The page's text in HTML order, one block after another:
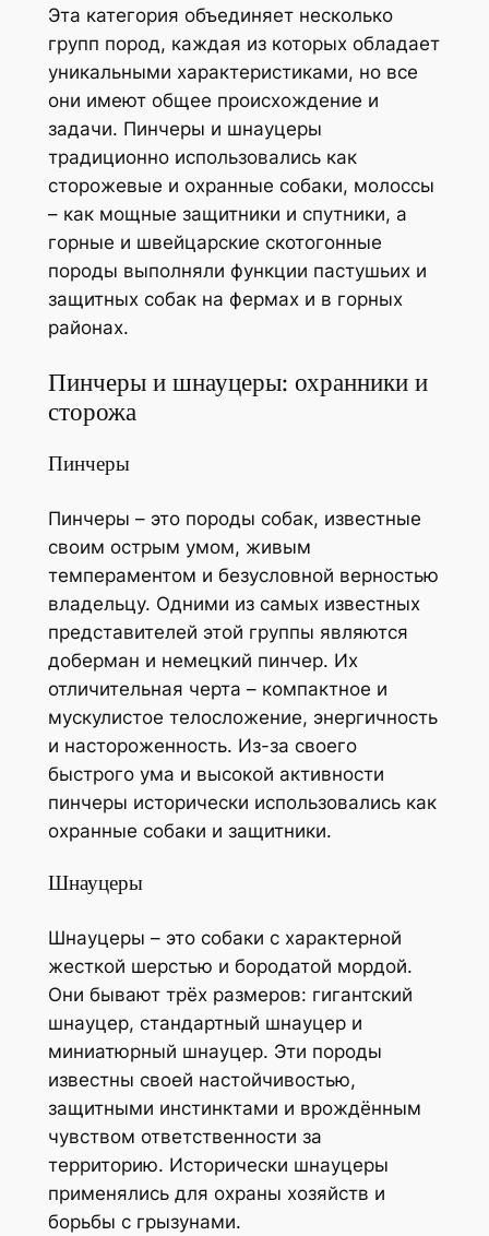
Эта категория объединяет несколько
групп пород, каждая из которых обладает
уникальными характеристиками, но все
они имеют общее происхождение и
задачи. Пинчеры и шнауцеры
традиционно использовались как
сторожевые и охранные собаки, молоссы
– как мощные защитники и спутники, а
горные и швейцарские скотогонные
породы выполняли функции пастушьих и
защитных собак на фермах и в горных
районах.
Пинчеры и шнауцеры: охранники и
сторожа
Пинчеры
Пинчеры – это породы собак, известные
своим острым умом, живым
темпераментом и безусловной верностью
владельцу. Одними из самых известных
представителей этой группы являются
доберман и немецкий пинчер. Их
отличительная черта – компактное и
мускулистое телосложение, энергичность
и настороженность. Из-за своего
быстрого ума и высокой активности
пинчеры исторически использовались как
охранные собаки и защитники.
Шнауцеры
Шнауцеры – это собаки с характерной
жесткой шерстью и бородатой мордой.
Они бывают трёх размеров: гигантский
шнауцер, стандартный шнауцер и
миниатюрный шнауцер. Эти породы
известны своей настойчивостью,
защитными инстинктами и врождённым
чувством ответственности за
территорию. Исторически шнауцеры
применялись для охраны хозяйств и
борьбы с грызунами.